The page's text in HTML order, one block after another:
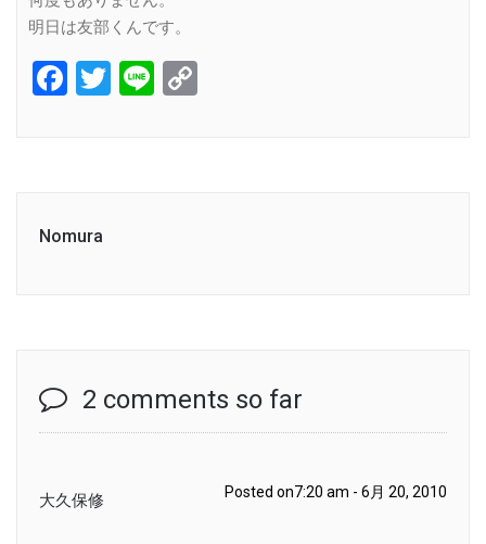
明日は友部くんです。
Facebook
Twitter
Line
Nomura
2 comments so far
大久保修 Posted on7:20 am - 6月 20, 2010